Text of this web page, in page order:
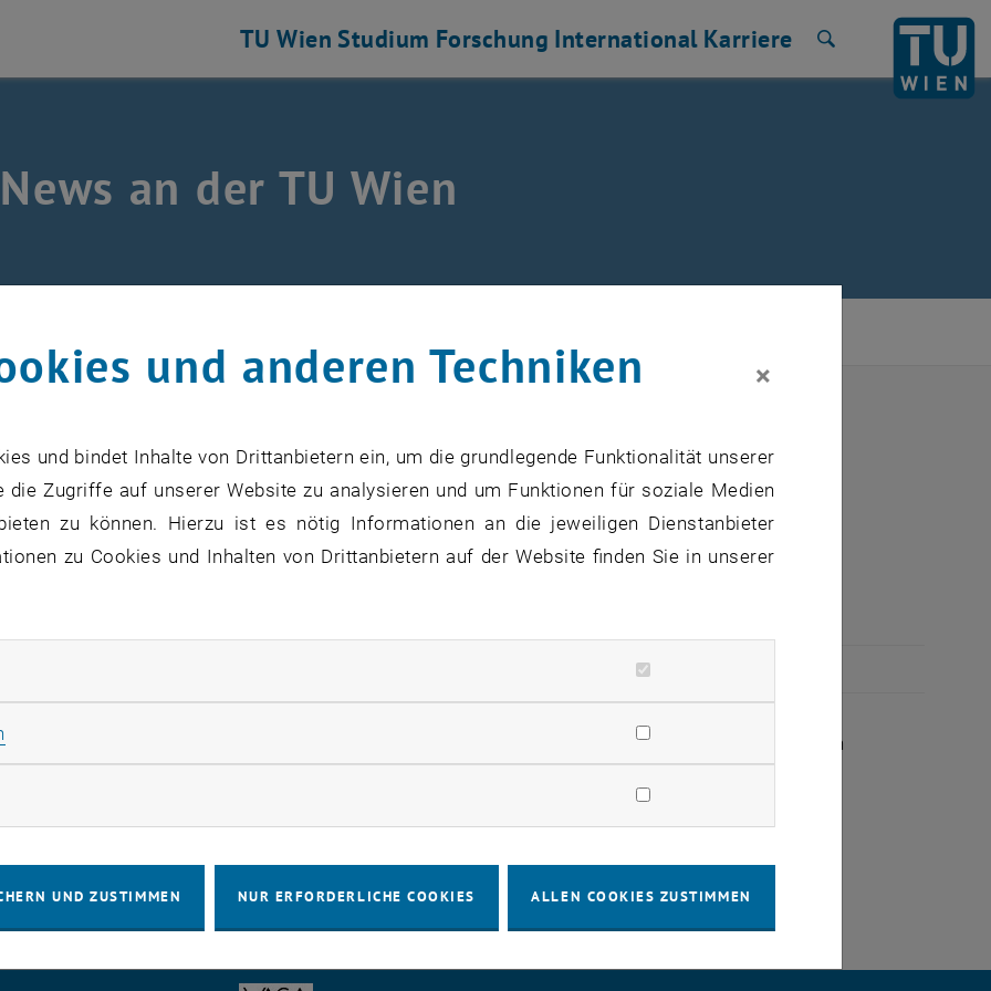
TU Wien Studium Forschung International Karriere
an der TU Wien
Feiertage! ❄
wünscht frohe und erholsame Feiertage!
diesem Eintrag sind erst nach Login sichtbar.
Sie unsere Festtags-Website: , öffnet eine externe URL in einem neuen Fenster
– dort finden Sie unser TU Wien
und anderen Techniken ×
und bindet Inhalte von Drittanbietern ein, um die grundlegende Funktionalität unserer
Zugriffe auf unserer Website zu analysieren und um Funktionen für soziale Medien
zu können. Hierzu ist es nötig Informationen an die jeweiligen Dienstanbieter
zu Cookies und Inhalten von Drittanbietern auf der Website finden Sie in unserer
Cookies zulassen
UND ZUSTIMMEN NUR ERFORDERLICHE COOKIES ALLEN COOKIES ZUSTIMMEN